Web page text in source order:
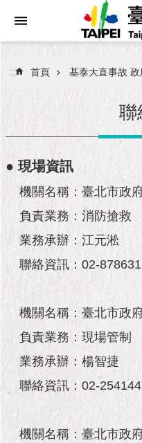
進
搜
民
務
市
府
團
隊
市
公
告
施
景
::: 首頁 基泰大直事故
聯
● 現場資訊
機關名稱：臺北市政
負責業務：消防搶救
業務承辦：江元淞
聯絡資訊：02-
機關名稱：臺北市政
負責業務：現場管制
業務承辦：楊智捷
聯絡資訊：02-
機關名稱：臺北市政